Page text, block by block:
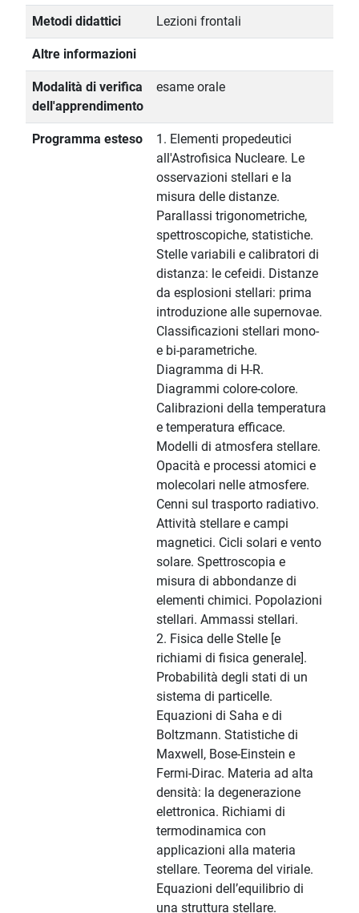
Metodi didattici Lezioni frontali
Altre informazioni
Modalità di verifica
dell'apprendimento
esame orale
Programma esteso
1. Elementi propedeutici
all'Astrofisica Nucleare. Le
osservazioni stellari e la
misura delle distanze.
Parallassi trigonometriche,
spettroscopiche, statistiche.
Stelle variabili e calibratori di
distanza: le cefeidi. Distanze
da esplosioni stellari: prima
introduzione alle supernovae.
Classificazioni stellari mono-
e bi-parametriche.
Diagramma di H-R.
Diagrammi colore-colore.
Calibrazioni della temperatura
e temperatura efficace.
Modelli di atmosfera stellare.
Opacità e processi atomici e
molecolari nelle atmosfere.
Cenni sul trasporto radiativo.
Attività stellare e campi
magnetici. Cicli solari e vento
solare. Spettroscopia e
misura di abbondanze di
elementi chimici. Popolazioni
stellari. Ammassi stellari.
2. Fisica delle Stelle [e
richiami di fisica generale].
Probabilità degli stati di un
sistema di particelle.
Equazioni di Saha e di
Boltzmann. Statistiche di
Maxwell, Bose-Einstein e
Fermi-Dirac. Materia ad alta
densità: la degenerazione
elettronica. Richiami di
termodinamica con
applicazioni alla materia
stellare. Teorema del viriale.
Equazioni dell’equilibrio di
una struttura stellare.